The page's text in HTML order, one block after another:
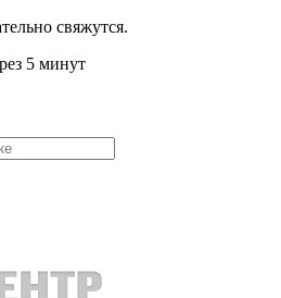
свяжутся.
5 минут